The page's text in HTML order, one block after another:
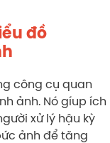
đồ
công cụ quan
ảnh. Nó gíup ích
xử lý hậu kỳ
ảnh để tăng